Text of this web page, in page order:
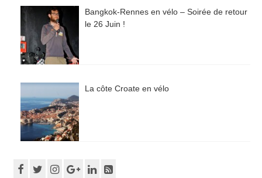
Bangkok-Rennes en vélo – Soirée de retour
le 26 Juin !
La côte Croate en vélo